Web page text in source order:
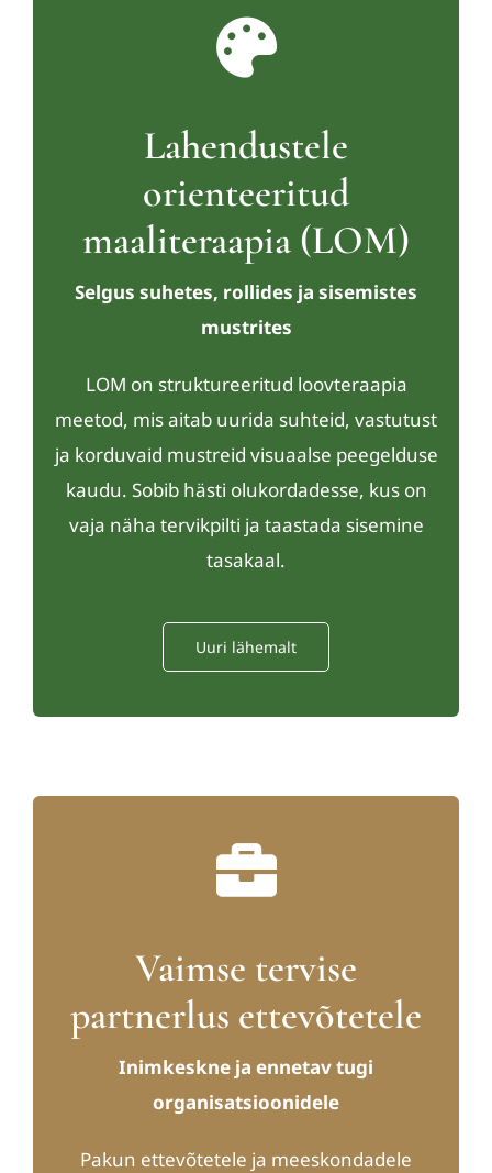
Lahendustele
orienteeritud
maaliteraapia (LOM)
Selgus suhetes, rollides ja sisemistes
mustrites
LOM on struktureeritud loovteraapia
meetod, mis aitab uurida suhteid, vastutust
ja korduvaid mustreid visuaalse peegelduse
kaudu. Sobib hästi olukordadesse, kus on
vaja näha tervikpilti ja taastada sisemine
tasakaal.
Uuri lähemalt
Vaimse tervise
partnerlus ettevõtetele
Inimkeskne ja ennetav tugi
organisatsioonidele
Pakun ettevõtetele ja meeskondadele